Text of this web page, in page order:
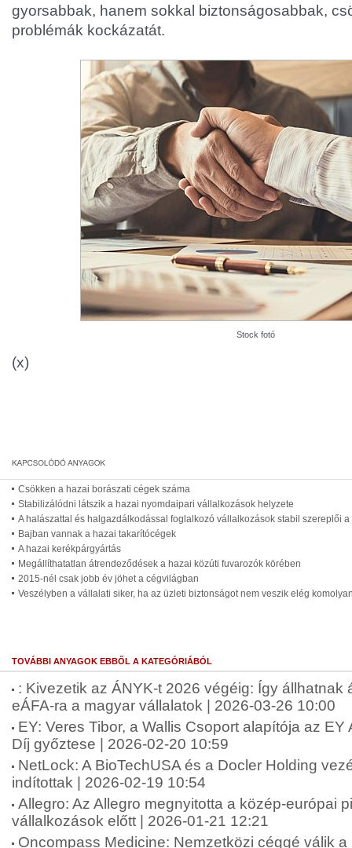
gyorsabbak, hanem sokkal biztonságosabbak,
problémák kockázatát.
Stock fotó
(x)
Csökken a hazai borászati cégek száma
Stabilizálódni látszik a hazai nyomdaipari vállalkozások helyzete
A halászattal és halgazdálkodással foglalkozó vállalkozások stabil szereplői
Bajban vannak a hazai takarítócégek
A hazai kerékpárgyártás
Megállíthatatlan átrendeződések a hazai közúti fuvarozók körében
2015-nél csak jobb év jöhet a cégvilágban
Veszélyben a vállalati siker, ha az üzleti biztonságot nem veszik elég
TOVÁBBI ANYAGOK EBBŐL A KATEGÓRIÁBÓL
: Kivezetik az ÁNYK-t 2026 végéig: Így állhatnak
eÁFA-ra a magyar vállalatok | 2026-03-26 10:00
EY: Veres Tibor, a Wallis Csoport alapítója az EY
Díj győztese | 2026-02-20 10:59
NetLock: A BioTechUSA és a Docler Holding
indítottak | 2026-02-19 10:54
Allegro: Az Allegro megnyitotta a közép-európai
vállalkozások előtt | 2026-01-21 12:21
Oncompass Medicine: Nemzetközi céggé válik